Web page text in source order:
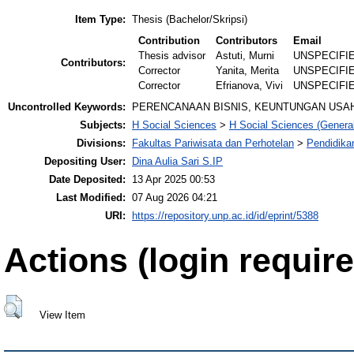
Item Type: Thesis (Bachelor/Skripsi)
Contributors:
Contribution Contributors
Email
Thesis advisor
Astuti, Murni
Corrector
Yanita, Merita
Corrector
Efrianova, Vivi
Uncontrolled Keywords:
PERENCANAAN BISNIS, KEUNTUNGAN
Subjects:
H Social Sciences > H Social Sciences
Divisions:
Fakultas Pariwisata dan Perhotelan >
Depositing User:
Dina Aulia Sari S.IP
Date Deposited:
13 Apr 2025 00:53
Last Modified: 07 Aug 2026 04:21
URI:
https://repository.unp.ac.id/id/eprint/5388
Actions (login
View Item